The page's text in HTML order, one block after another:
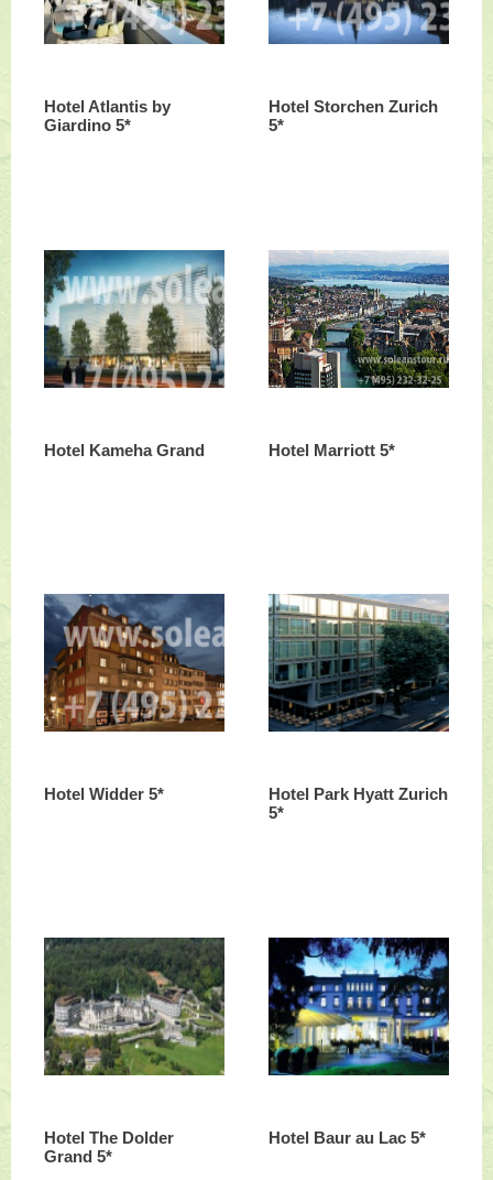
Hotel Atlantis by
Giardino 5*
Hotel Storchen Zurich
5*
Hotel Kameha Grand Hotel Marriott 5*
Hotel Widder 5*
Hotel Park Hyatt Zurich
5*
Hotel The Dolder
Grand 5*
Hotel Baur au Lac 5*